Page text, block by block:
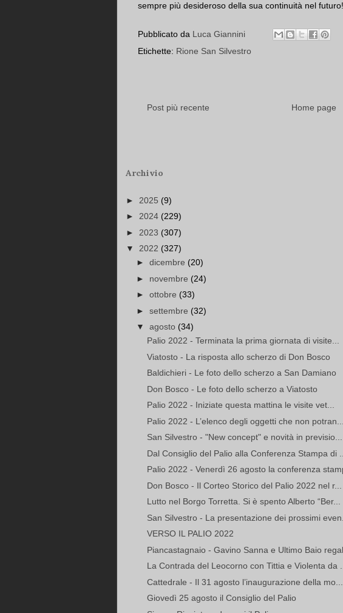
sempre più desideroso della sua continuità nel
Pubblicato da Luca Giannini
Etichette: Rione San Silvestro
Post più recente Home page
Archivio
► 2025 (9)
► 2024 (229)
► 2023 (307)
▼ 2022 (327)
► dicembre (20)
► novembre (24)
► ottobre (33)
► settembre (32)
▼ agosto (34)
Palio 2022 - Terminata la prima giornata di visite...
Viatosto - La risposta allo scherzo di Don Bosco
Baldichieri - Le foto dello scherzo a San Damiano
Don Bosco - Le foto dello scherzo a Viatosto
Palio 2022 - Iniziate questa mattina le visite vet...
Palio 2022 - L’elenco degli oggetti che non potran...
San Silvestro - "New concept" e novità in previsio...
Dal Consiglio del Palio alla Conferenza Stampa di ...
Palio 2022 - Venerdì 26 agosto la conferenza
Don Bosco - Il Corteo Storico del Palio 2022 nel r...
Lutto nel Borgo Torretta. Si è spento Alberto “Ber...
San Silvestro - La presentazione dei prossimi
VERSO IL PALIO 2022
Piancastagnaio - Gavino Sanna e Ultimo Baio
La Contrada del Leocorno con Tittia e Violenta da
Cattedrale - Il 31 agosto l’inaugurazione della mo...
Giovedì 25 agosto il Consiglio del Palio